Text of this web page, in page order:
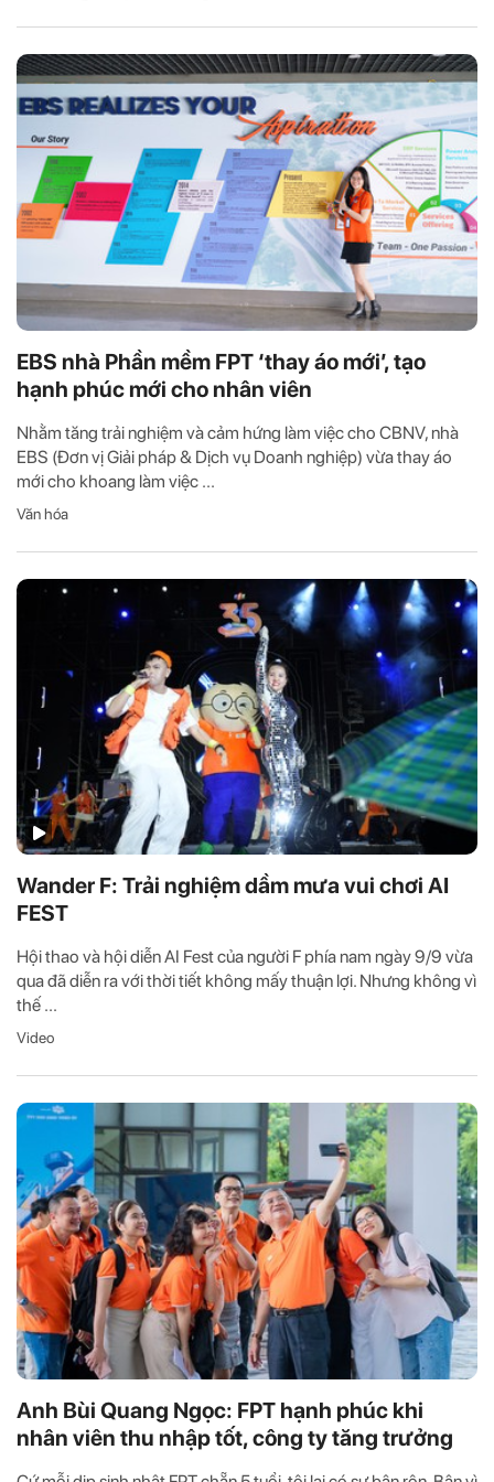
EBS nhà Phần mềm FPT ‘thay áo mới’, tạo
hạnh phúc mới cho nhân viên
Nhằm tăng trải nghiệm và cảm hứng làm việc cho CBNV, nhà
EBS (Đơn vị Giải pháp & Dịch vụ Doanh nghiệp) vừa thay áo
mới cho khoang làm việc ...
Văn hóa
Wander F: Trải nghiệm dầm mưa vui chơi AI
FEST
Hội thao và hội diễn AI Fest của người F phía nam ngày 9/9 vừa
qua đã diễn ra với thời tiết không mấy thuận lợi. Nhưng không vì
thế ...
Video
Anh Bùi Quang Ngọc: FPT hạnh phúc khi
nhân viên thu nhập tốt, công ty tăng trưởng